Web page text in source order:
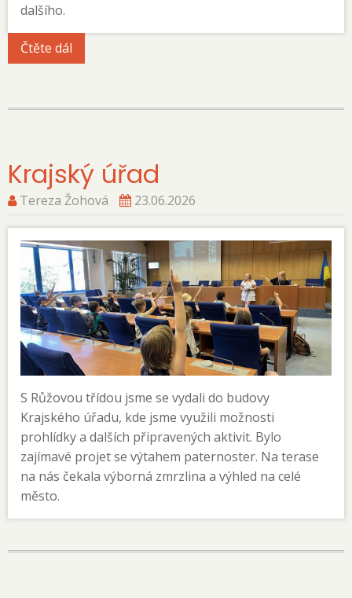
dalšího.
Čtěte dál
Krajský úřad
Tereza Žohová 23.06.2026
S Růžovou třídou jsme se vydali do budovy
Krajského úřadu, kde jsme využili možnosti
prohlídky a dalších připravených aktivit. Bylo
zajímavé projet se výtahem paternoster. Na terase
na nás čekala výborná zmrzlina a výhled na celé
město.